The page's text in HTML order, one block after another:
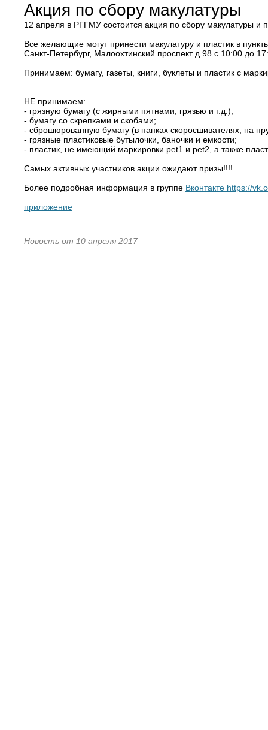
Акция по сбору макулатуры
12 апреля в РГГМУ состоится акция по сбору макулатуры и
Все желающие могут принести макулатуру и пластик в
Санкт-⁠Петербург, Малоохтинский проспект д.98 с 10:00 до
Принимаем: бумагу, газеты, книги, буклеты и пластик с
НЕ принимаем:
-⁠ грязную бумагу (с жирными пятнами, грязью и т.д.);
-⁠ бумагу со скрепками и скобами;
-⁠ сброшюрованную бумагу (в папках скоросшивателях, на
-⁠ грязные пластиковые бутылочки, баночки и емкости;
-⁠ пластик, не имеющий маркировки pet1 и pet2, а также
Самых активных участников акции ожидают призы!!!!
Более подробная информация в группе Вконтакте https://
приложение
Новость от 10 апреля 2017